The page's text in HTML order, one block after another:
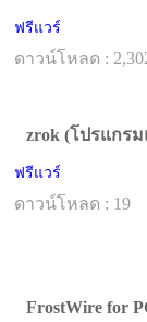
ฟรีแวร์
ดาวน์โหลด :
zrok (โปรแกร
ฟรีแวร์
ดาวน์โหลด : 19
FrostWire for